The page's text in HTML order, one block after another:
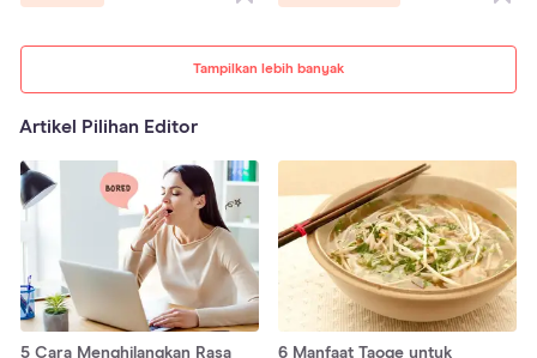
Tampilkan lebih banyak
Artikel Pilihan Editor
5 Cara Menghilangkan Rasa
6 Manfaat Taoge untuk